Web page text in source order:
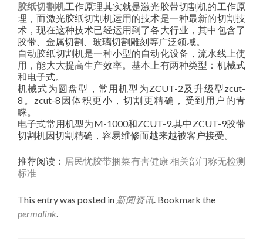
胶纸切割机工作原理其实就是激光胶带切割机的工作原
理，而激光胶纸切割机运用的技术是一种最新的切割技
术，现在这种技术已经运用到了各大行业，其中包含了
胶带、金属切割、玻璃切割雕刻等广泛领域。
自动胶纸切割机是一种小型的自动化设备，流水线上使
用，能大大提高生产效率。基本上有两种类型：机械式
和电子式。
机械式为圆盘型，常用机型为ZCUT-2及升级型zcut-
8。zcut-8因体积更小，切割更精确，受到用户的青
睐。
电子式常用机型为M-1000和ZCUT-9.其中ZCUT-9胶带
切割机因切割精确，容易维修而越来越被客户接受。
推荐阅读： 居民忧胶带捆菜有害健康 相关部门称无检测
标准
This entry was posted in 新闻资讯. Bookmark the
permalink.